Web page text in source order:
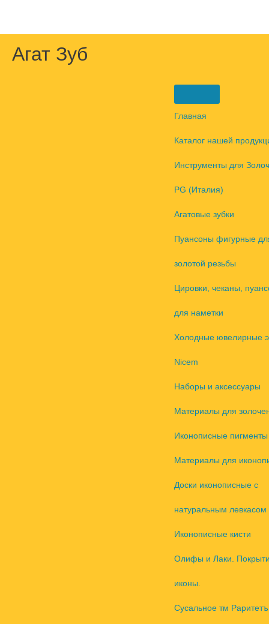
содержимому
Агат Зуб
Главная
Каталог нашей
Инструменты для
PG (Италия)
Агатовые зубки
Пуансоны фигурные
золотой резьбы
Цировки, чеканы,
для наметки
Холодные ювелирные
Nicem
Наборы и аксессуары
Материалы для
Иконописные пигменты
Материалы для
Доски иконописные с
натуральным левкасом
Иконописные кисти
Олифы и Лаки.
иконы.
Сусальное тм Раритетъ